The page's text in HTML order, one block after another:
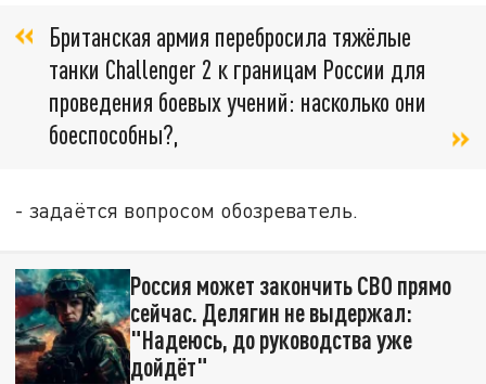
​Британская армия перебросила тяжёлые
танки Challenger 2 к границам России для
проведения боевых учений: насколько они
боеспособны?,
- задаётся вопросом обозреватель.
Россия может закончить СВО прямо
сейчас. Делягин не выдержал:
"Надеюсь, до руководства уже
дойдёт"